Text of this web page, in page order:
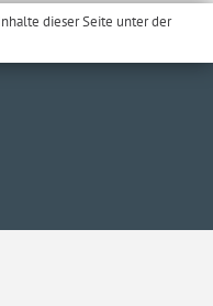
dieser Seite unter der